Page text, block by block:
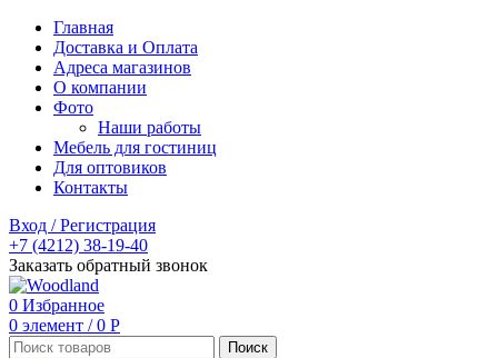
Главная
Доставка и Оплата
Адреса магазинов
О компании
Фото
Наши работы
Мебель для гостиниц
Для оптовиков
Контакты
Вход / Регистрация
+7 (4212) 38-19-40
Заказать обратный звонок
0 Избранное
0 элемент / 0 Р
Поиск